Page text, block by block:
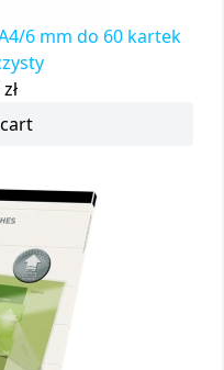
6 mm do 60 kartek
zł